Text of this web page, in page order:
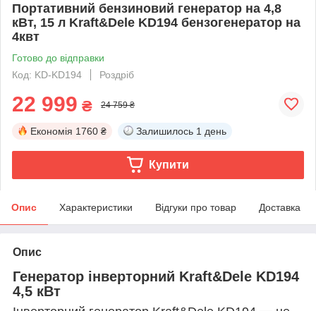
Портативний бензиновий генератор на 4,8
кВт, 15 л Kraft&Dele KD194 бензогенератор на
4квт
Готово до відправки
Код: KD-KD194
Роздріб
22 999 ₴ 24 759 ₴
Економія 1760 ₴ Залишилось 1 день
Купити
Опис Характеристики Відгуки про товар Доставка
Опис
Генератор інверторний Kraft&Dele KD194
4,5 кВт